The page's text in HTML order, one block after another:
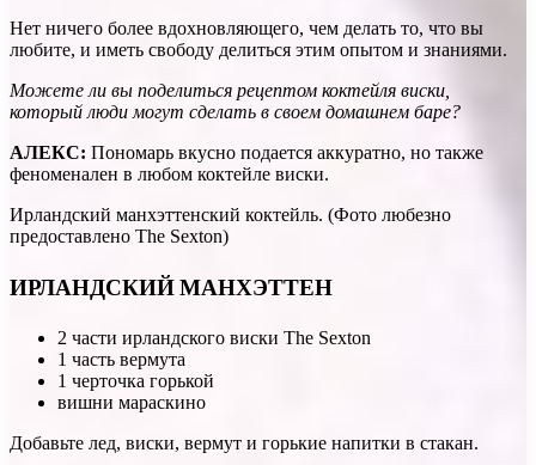
Нет ничего более вдохновляющего, чем делать то, что вы
любите, и иметь свободу делиться этим опытом и знаниями.
Можете ли вы поделиться рецептом коктейля виски,
который люди могут сделать в своем домашнем баре?
АЛЕКС: Пономарь вкусно подается аккуратно, но также
феноменален в любом коктейле виски.
Ирландский манхэттенский коктейль. (Фото любезно
предоставлено The Sexton)
ИРЛАНДСКИЙ МАНХЭТТЕН
2 части ирландского виски The Sexton
1 часть вермута
1 черточка горькой
вишни мараскино
Добавьте лед, виски, вермут и горькие напитки в стакан.